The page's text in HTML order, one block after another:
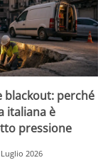
blackout: perché
italiana è
pressione
2026